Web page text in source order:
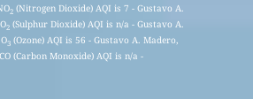
2(Nitrogen Dioxide) AQI is 7 - Gustavo A.
2 (Sulphur Dioxide) AQI is n/a - Gustavo A.
3 (Ozone) AQI is 56 - Gustavo A. Madero,
(Carbon Monoxide) AQI is n/a -